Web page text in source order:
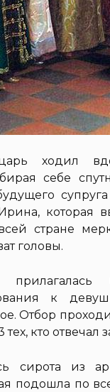
ходил
себе
которая
стране
головы.
к
Отбор
тех, кто
сирота из
подошла по